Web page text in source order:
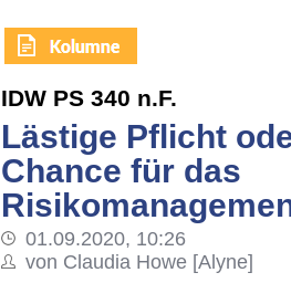
IDW PS 340 n.F.
Lästige Pflicht
Chance für das
01.09.2020, 10:26
von Claudia Howe [Alyne]